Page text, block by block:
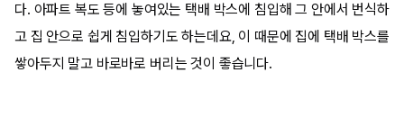
다. 아파트 복도 등에 놓여있는 택배 박스에 침입해 그 안에서 번식하
고 집 안으로 쉽게 침입하기도 하는데요, 이 때문에 집에 택배 박스를
쌓아두지 말고 바로바로 버리는 것이 좋습니다.